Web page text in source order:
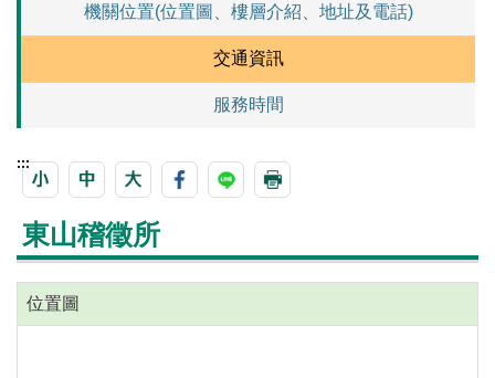
機關位置(位置圖、樓層介紹、地址及電話)
交通資訊
服務時間
:::
東山稽徵所
位置圖